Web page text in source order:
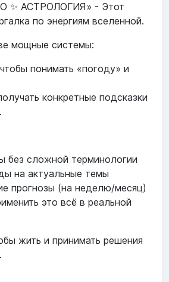
✨ АСТРОЛОГИЯ» - Этот
по энергиям вселенной.
мощные системы:
понимать «погоду» и
конкретные подсказки
без сложной терминологии
на актуальные темы
прогнозы (на неделю/месяц)
это всё в реальной
жить и принимать решения